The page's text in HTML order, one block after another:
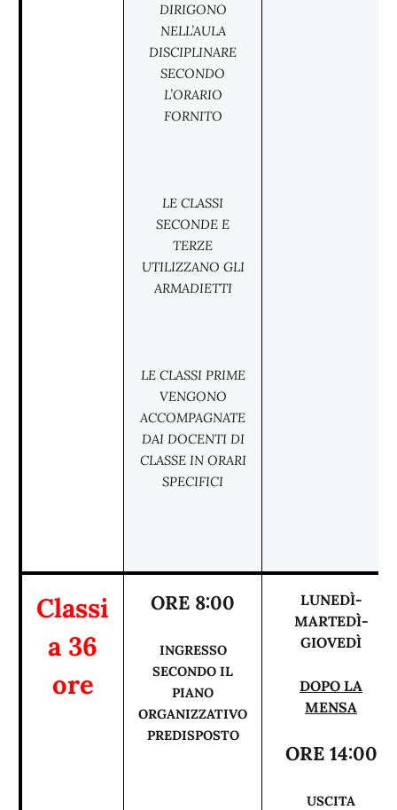
DIRIGONO
NELL’AULA
DISCIPLINARE
SECONDO
L’ORARIO
FORNITO
LE CLASSI
SECONDE E
TERZE
UTILIZZANO GLI
ARMADIETTI
LE CLASSI PRIME
VENGONO
ACCOMPAGNATE
DAI DOCENTI DI
CLASSE IN ORARI
SPECIFICI
Classi
a 36
ore
ORE 8:00
INGRESSO
SECONDO IL
PIANO
ORGANIZZATIVO
PREDISPOSTO
LUNEDÌ-
MARTEDÌ-
GIOVEDÌ
DOPO LA
MENSA
ORE 14:00
USCITA